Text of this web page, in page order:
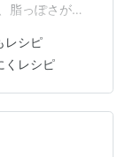
脂っぽさが抜
りやで🍲 🛒 材
4個（小さ
：大さじ2 みり
水＋だしの
大さじ1 青ね
レシピ
くレシピ